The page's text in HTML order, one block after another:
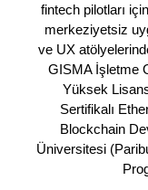
fintech pilotları
merkeziyetsiz
ve UX
GISMA İşletme
Yüksek
Sertifikalı
Blockchain
Üniversitesi